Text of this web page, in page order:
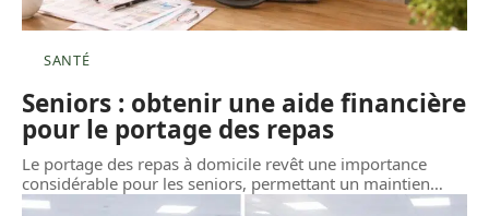
SANTÉ
Seniors : obtenir une aide financière
pour le portage des repas
Le portage des repas à domicile revêt une importance
considérable pour les seniors, permettant un maintien…